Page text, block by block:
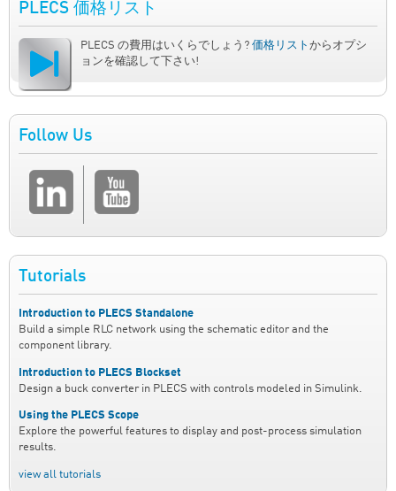
PLECS 価格リスト
PLECS の費用はいくらでしょう? 価格リスト からオプシ
ョンを確認して下さい!
Follow Us
Tutorials
Introduction to PLECS Standalone
Build a simple RLC network using the schematic editor and the
component library.
Introduction to PLECS Blockset
Design a buck converter in PLECS with controls modeled in Simulink.
Using the PLECS Scope
Explore the powerful features to display and post-process simulation
results.
view all tutorials